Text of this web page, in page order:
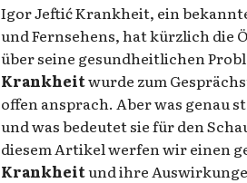
Igor Jeftić Krankheit, ein
und Fernsehens, hat kürzlich
über seine gesundheitlichen
Krankheitwurde zum
offen ansprach. Aber was genau
und was bedeutet sie für den
diesem Artikel werfen wir einen
Krankheitund ihre